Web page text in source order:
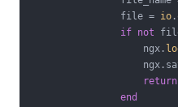
                file =
io .
if not
                    ngx.
return
end